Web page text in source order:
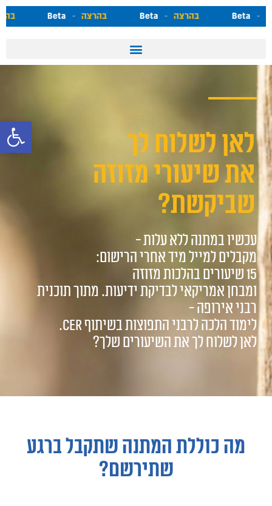
פתח
בהרצה -
Beta בהרצה -
Beta -
Beta
לאן לשלוח לך
את שיעורי מזוזה
שביקשת?
עכשיו במתנה ללא עלות -
מקבלים למייל מיד אחרי הרישום:
15 שיעורים בהלכות מזוזה
ומבחן אמריקאי לבדיקת ידיעות. מתוך תוכנית
רבני אירופה -
לימוד הלכה לרבני התפוצות בשיתוף cer.
לאן לשלוח לך את השיעורים שלך?
מה כוללת המתנה שתקבל ברגע
שתירשם?